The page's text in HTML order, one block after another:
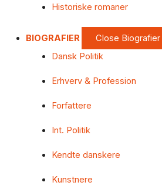
Historiske romaner
BIOGRAFIER Close Biografier
Dansk Politik
Erhverv & Profession
Forfattere
Int. Politik
Kendte danskere
Kunstnere